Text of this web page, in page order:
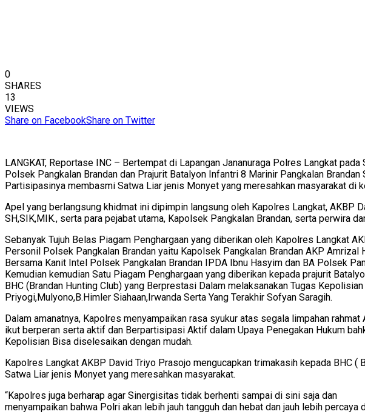
0
SHARES
13
VIEWS
Share on FacebookShare on Twitter
LANGKAT, Reportase INC – Bertempat di Lapangan Jananuraga Polres Langkat
Polsek Pangkalan Brandan dan Prajurit Batalyon Infantri 8 Marinir Pangkalan
Partisipasinya membasmi Satwa Liar jenis Monyet yang meresahkan masyarakat di
Apel yang berlangsung khidmat ini dipimpin langsung oleh Kapolres Langkat, AKBP
SH,SIK,MIK., serta para pejabat utama, Kapolsek Pangkalan Brandan, serta perwira
Sebanyak Tujuh Belas Piagam Penghargaan yang diberikan oleh Kapolres Langkat
Personil Polsek Pangkalan Brandan yaitu Kapolsek Pangkalan Brandan AKP
Bersama Kanit Intel Polsek Pangkalan Brandan IPDA Ibnu Hasyim dan BA Polsek
Kemudian kemudian Satu Piagam Penghargaan yang diberikan kepada prajurit
BHC (Brandan Hunting Club) yang Berprestasi Dalam melaksanakan Tugas
Priyogi,Mulyono,B.Himler Siahaan,Irwanda Serta Yang Terakhir Sofyan Saragih.
Dalam amanatnya, Kapolres menyampaikan rasa syukur atas segala limpahan
ikut berperan serta aktif dan Berpartisipasi Aktif dalam Upaya Penegakan Hukum
Kepolisian Bisa diselesaikan dengan mudah.
Kapolres Langkat AKBP David Triyo Prasojo mengucapkan trimakasih kepada BHC
Satwa Liar jenis Monyet yang meresahkan masyarakat.
“Kapolres juga berharap agar Sinergisitas tidak berhenti sampai di sini saja dan
menyampaikan bahwa Polri akan lebih jauh tangguh dan hebat dan jauh lebih